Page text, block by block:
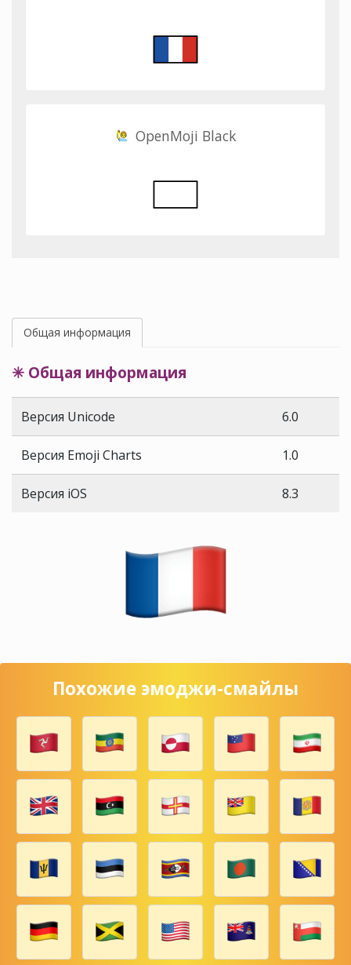
OpenMoji Black
Общая информация
✳ Общая информация
Версия Unicode 6.0
Версия Emoji Charts 1.0
Версия iOS 8.3
Похожие эмоджи-смайлы